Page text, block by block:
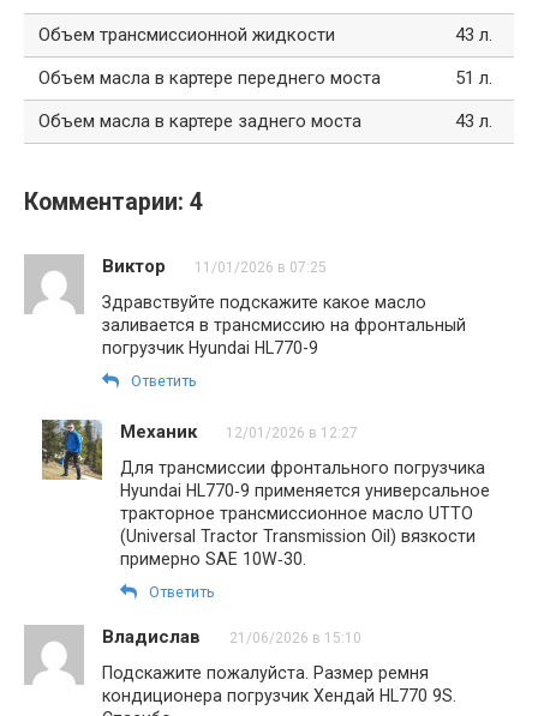
Объем трансмиссионной жидкости
43 л.
Объем масла в картере переднего моста
51 л.
Объем масла в картере заднего моста
43 л.
Комментарии: 4
Виктор 11/01/2026 в 07:25
Здравствуйте подскажите какое масло
заливается в трансмиссию на фронтальный
погрузчик Hyundai HL770-9
Ответить
Механик 12/01/2026 в 12:27
Для трансмиссии фронтального погрузчика
Hyundai HL770‑9 применяется универсальное
тракторное трансмиссионное масло UTTO
(Universal Tractor Transmission Oil) вязкости
примерно SAE 10W‑30.
Ответить
Владислав 21/06/2026 в 15:10
Подскажите пожалуйста. Размер ремня
кондиционера погрузчик Хендай HL770 9S.